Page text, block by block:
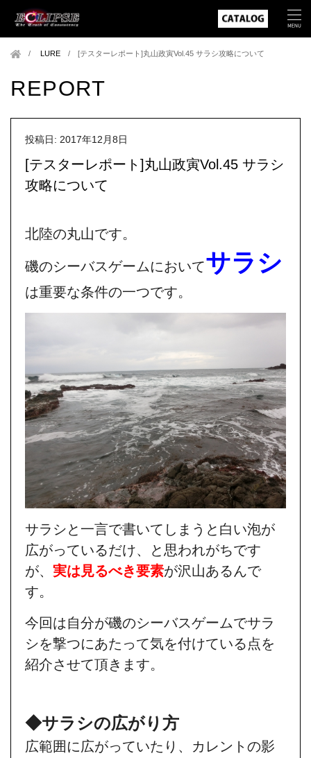
LURE /[テスターレポート]丸山政寅Vol.45 サラシ攻略について
REPORT
投稿日: 2017年12月8日
[テスターレポート]丸山政寅Vol.45 サラシ
攻略について
北陸の丸山です。
磯のシーバスゲームにおいてサラシ
は重要な条件の一つです。
サラシと一言で書いてしまうと白い泡が
広がっているだけ、と思われがちです
が、 実は見るべき要素が沢山あるんで
す。
今回は自分が磯のシーバスゲームでサラ
シを撃つにあたって気を付けている点を
紹介させて頂きます。
◆サラシの広がり方
広範囲に広がっていたり、カレントの影